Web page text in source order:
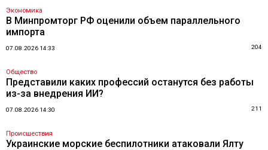
Экономика
В Минпромторг РФ оценили объем параллельного
импорта
07.08.2026 14:33 204
Общество
Представили каких профессий останутся без работы
из-за внедрения ИИ?
07.08.2026 14:30 211
Происшествия
Украинские морские беспилотники атаковали Ялту